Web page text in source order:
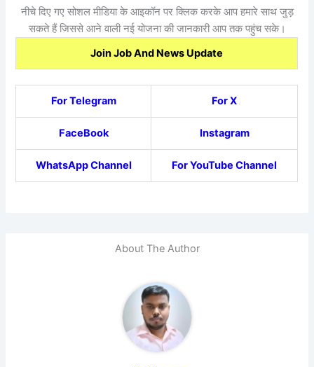
नीचे दिए गए सोशल मीडिया के आइकॉन पर क्लिक करके आप हमारे साथ जुड़
सकते हैं जिससे आने वाली नई योजना की जानकारी आप तक पहुंच सके।
Join Job And News Update
For Telegram For X
FaceBook Instagram
WhatsApp Channel For YouTube Channel
About The Author